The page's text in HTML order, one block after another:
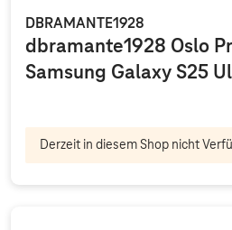
DBRAMANTE1928
dbramante1928 Oslo
Samsung Galaxy S25
Derzeit in diesem Shop nicht